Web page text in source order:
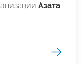
Азата